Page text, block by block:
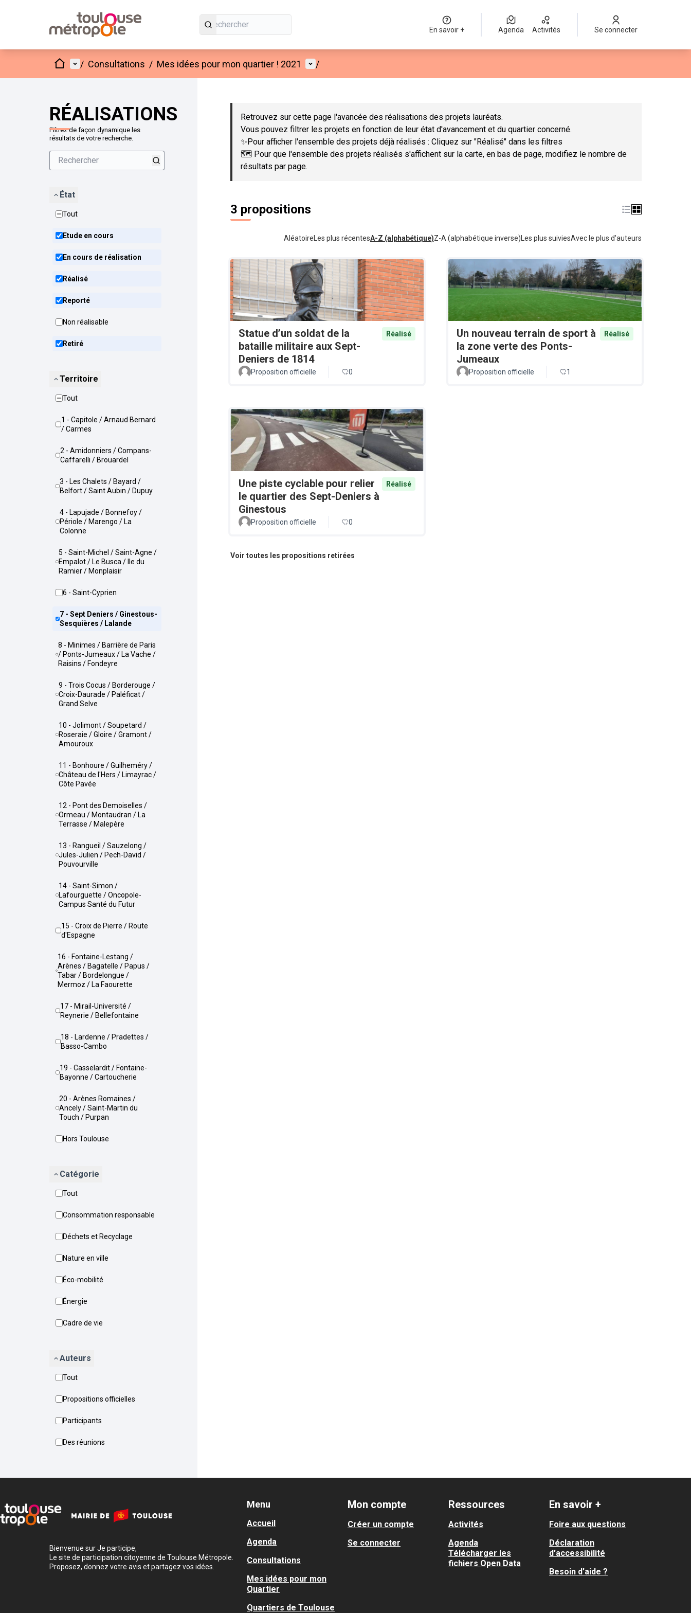
En savoir + Agenda Activités Se connecter
AccueilMenu principal
/ Consultations / Mes idées pour mon quartier ! 2021 Menu utilisateur
/
RÉALISATIONS
Filtrez de façon dynamique les
résultats de votre recherche.
État
Tout
Etude en cours
En cours de réalisation
Réalisé
Reporté
Non réalisable
Retiré
Territoire
Tout
1 - Capitole / Arnaud Bernard
/ Carmes
2 - Amidonniers / Compans-
Caffarelli / Brouardel
3 - Les Chalets / Bayard /
Belfort / Saint Aubin / Dupuy
4 - Lapujade / Bonnefoy /
Périole / Marengo / La
Colonne
5 - Saint-Michel / Saint-Agne /
Empalot / Le Busca / Ile du
Ramier / Monplaisir
6 - Saint-Cyprien
7 - Sept Deniers / Ginestous-
Sesquières / Lalande
8 - Minimes / Barrière de Paris
/ Ponts-Jumeaux / La Vache /
Raisins / Fondeyre
9 - Trois Cocus / Borderouge /
Croix-Daurade / Paléficat /
Grand Selve
10 - Jolimont / Soupetard /
Roseraie / Gloire / Gramont /
Amouroux
11 - Bonhoure / Guilheméry /
Château de l'Hers / Limayrac /
Côte Pavée
12 - Pont des Demoiselles /
Ormeau / Montaudran / La
Terrasse / Malepère
13 - Rangueil / Sauzelong /
Jules-Julien / Pech-David /
Pouvourville
14 - Saint-Simon /
Lafourguette / Oncopole-
Campus Santé du Futur
15 - Croix de Pierre / Route
d'Espagne
16 - Fontaine-Lestang /
Arènes / Bagatelle / Papus /
Tabar / Bordelongue /
Mermoz / La Faourette
17 - Mirail-Université /
Reynerie / Bellefontaine
18 - Lardenne / Pradettes /
Basso-Cambo
19 - Casselardit / Fontaine-
Bayonne / Cartoucherie
20 - Arènes Romaines /
Ancely / Saint-Martin du
Touch / Purpan
Hors Toulouse
Catégorie
Tout
Consommation responsable
Déchets et Recyclage
Nature en ville
Éco-mobilité
Énergie
Cadre de vie
Auteurs
Tout
Propositions officielles
Participants
Des réunions
Passer la carte
Retrouvez sur cette page l'avancée des réalisations des projets lauréats.
Vous pouvez filtrer les projets en fonction de leur état d'avancement et du quartier concerné.
✨Pour afficher l'ensemble des projets déjà réalisés : Cliquez sur "Réalisé" dans les filtres
🗺️ Pour que l'ensemble des projets réalisés s'affichent sur la carte, en bas de page, modifiez le nombre de
résultats par page.
3 propositions
Aléatoire Les plus récentesA-Z (alphabétique)Z-A (alphabétique inverse) Les plus suiviesAvec le plus d'auteurs
Statue d’un soldat de la
bataille militaire aux Sept-
Deniers de 1814
Réalisé
Proposition officielle 0
Un nouveau terrain de sport à
la zone verte des Ponts-
Jumeaux
Réalisé
Proposition officielle 1
Une piste cyclable pour relier
le quartier des Sept-Deniers à
Ginestous
Réalisé
Proposition officielle 0
Voir toutes les propositions retirées
Bienvenue sur Je participe,
Le site de participation citoyenne de Toulouse Métropole.
Proposez, donnez votre avis et partagez vos idées.
Menu
Accueil
Agenda
Consultations
Mes idées pour mon
Quartier
Quartiers de Toulouse
Mon compte
Créer un compte
Se connecter
Ressources
Activités
Agenda
Télécharger les
fichiers Open Data
En savoir +
Foire aux questions
Déclaration
d'accessibilité
Besoin d'aide ?